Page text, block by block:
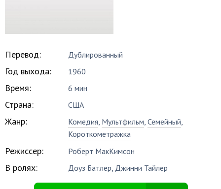
Перевод: Дублированный
Год выхода: 1960
Время: 6 мин
Страна: США
Жанр: Комедия, Мультфильм,Семейный,
Короткометражка
Режиссер: Роберт МакКимсон
В ролях: Доуз Батлер, Джинни Тайлер